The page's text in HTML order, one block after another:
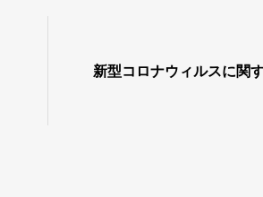
新型コロナウィルスに関